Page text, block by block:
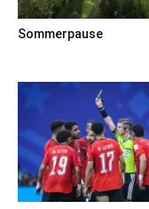
Sommerpause